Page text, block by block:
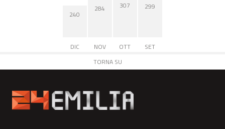
240
DIC
284
NOV
307
OTT
299
SET
TORNA SU